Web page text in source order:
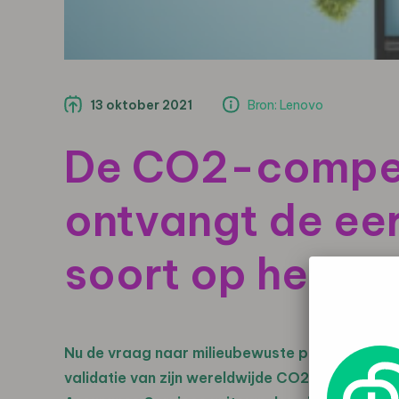
13 oktober 2021 Bron: Lenovo
De CO2-
ontvangt de
soort op het
Nu de vraag naar milieubewuste producten
validatie van zijn wereldwijde CO2-